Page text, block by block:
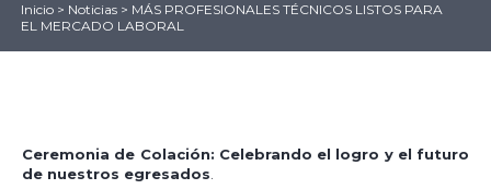
Inicio > Noticias > MÁS PROFESIONALES TÉCNICOS LISTOS PARA
EL MERCADO LABORAL
Ceremonia de Colación: Celebrando el logro y el futuro
de nuestros egresados.